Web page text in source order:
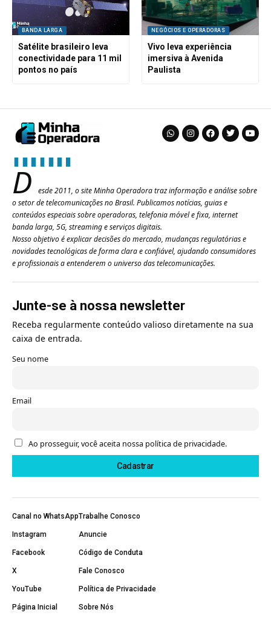
BANDA LARGA
Satélite brasileiro leva
conectividade para 11 mil
pontos no país
NEGÓCIOS E OPERADORAS
Vivo leva experiência
imersiva à Avenida
Paulista
D
esde 2011, o site Minha Operadora traz informação e análise sobre
o setor de telecomunicações no Brasil. Publicamos notícias, guias e
conteúdos especiais sobre operadoras, telefonia móvel e fixa, internet
banda larga, 5G, streaming e serviços digitais.
Nosso objetivo é explicar decisões do mercado, mudanças regulatórias e
novidades tecnológicas de forma clara e confiável, ajudando consumidores
e profissionais a entenderem o universo das telecomunicações.
Junte-se à nossa newsletter
Receba regularmente conteúdo valioso diretamente na sua
caixa de entrada.
Seu nome
Email
Ao prosseguir, você aceita nossa política de privacidade.
Canal no WhatsApp
Instagram
Facebook
X
YouTube
Página Inicial
Trabalhe Conosco
Anuncie
Código de Conduta
Fale Conosco
Política de Privacidade
Sobre Nós